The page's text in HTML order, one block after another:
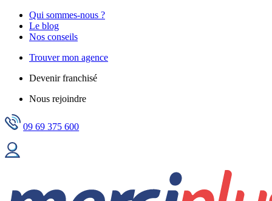
Qui sommes-nous ?
Le blog
Nos conseils
Trouver mon agence
Devenir franchisé
Nous rejoindre
09 69 375 600